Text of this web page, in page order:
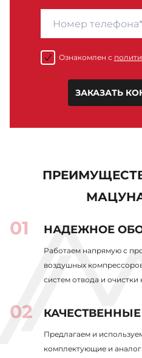
Ознакомлен с
ЗАКАЗАТЬ
НАДЕЖНОЕ
Работаем напрямую с
воздушных
систем отвода и
Предлагаем и
комплектующие и